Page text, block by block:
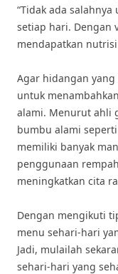
“Tidak ada
setiap hari. Dengan
mendapatkan
Agar hidangan
untuk
alami. Menurut ahli
bumbu alami
memiliki banyak
penggunaan
meningkatkan cita
Dengan mengikuti
menu sehari-hari
Jadi, mulailah
sehari-hari yang